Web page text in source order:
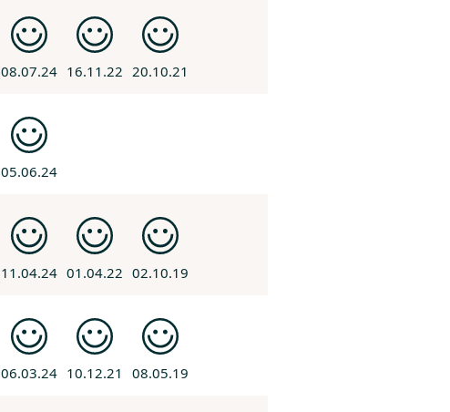
08.07.24 16.11.22 20.10.21
05.06.24
11.04.24 01.04.22 02.10.19
06.03.24 10.12.21 08.05.19